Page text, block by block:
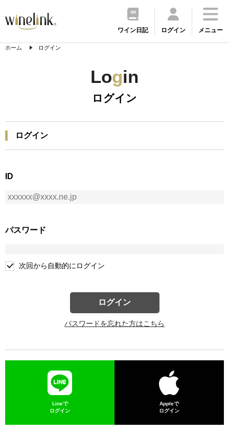
ワイン日記 ログイン メニュー
ホーム ログイン
Login
ログイン
ログイン
ID
パスワード
次回から自動的にログイン
ログイン
パスワードを忘れた方はこちら
Lineで
ログイン
Appleで
ログイン